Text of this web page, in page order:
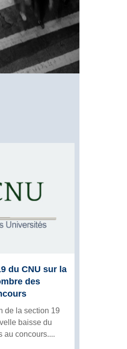
du CNU sur la
des
de la section 19
baisse du
au concours....